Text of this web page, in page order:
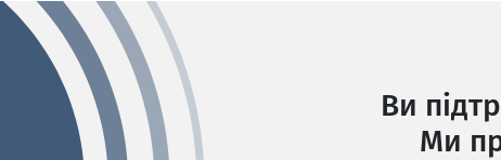
Ви
Ми